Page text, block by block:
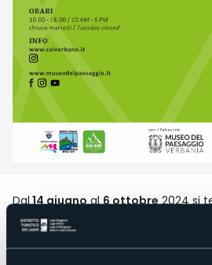
Dal14 giugnoal6 ottobre2024 si
"Paesaggi narranti".
della Sezione, il
si
della Pinacoteca delMuseo del